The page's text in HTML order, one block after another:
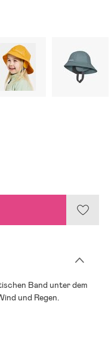
Band unter dem
und Regen.